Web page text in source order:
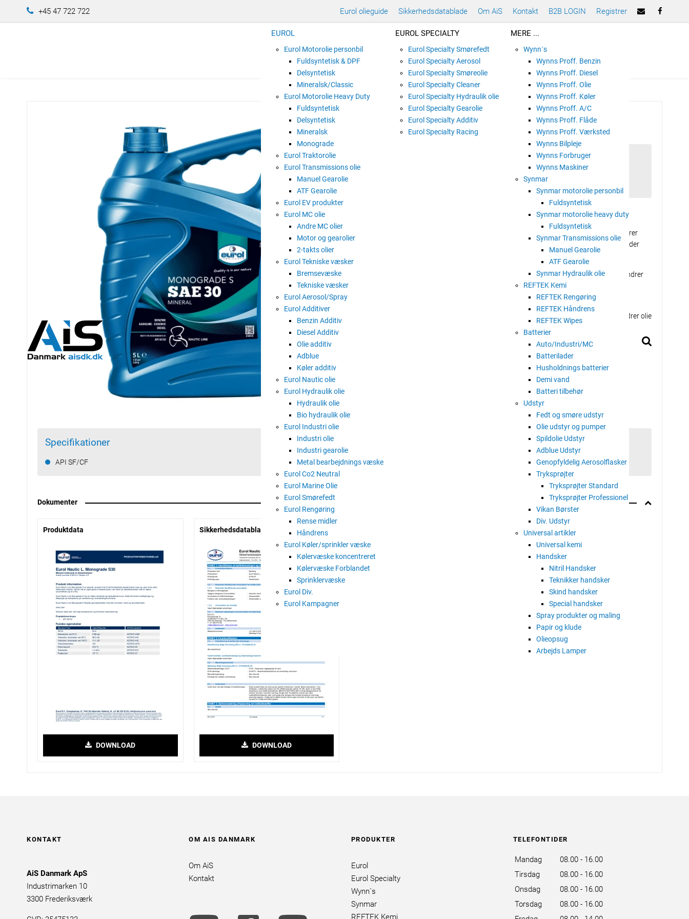
+45 47 722 722 Eurol olieguide Sikkerhedsdatablade Om AiS Kontakt B2B LOGIN Registrer
EUROL
Eurol Motorolie personbil
Fuldsyntetisk & DPF
Delsyntetisk
Mineralsk/Classic
Eurol Motorolie Heavy Duty
Fuldsyntetisk
Delsyntetisk
Mineralsk
Monograde
Eurol Traktorolie
Eurol Transmissions olie
Manuel Gearolie
ATF Gearolie
Eurol EV produkter
Eurol MC olie
Andre MC olier
Motor og gearolier
2-takts olier
Eurol Tekniske væsker
Bremsevæske
Tekniske væsker
Eurol Aerosol/Spray
Eurol Additiver
Benzin Additiv
Diesel Additiv
Olie additiv
Adblue
Køler additiv
Eurol Nautic olie
Eurol Hydraulik olie
Hydraulik olie
Bio hydraulik olie
Eurol Industri olie
Industri olie
Industri gearolie
Metal bearbejdnings væske
Eurol Co2 Neutral
Eurol Marine Olie
Eurol Smørefedt
Eurol Rengøring
Rense midler
Håndrens
Eurol Køler/sprinkler væske
Kølervæske koncentreret
Kølervæske Forblandet
Sprinklervæske
Eurol Div.
Eurol Kampagner
EUROL SPECIALTY
Eurol Specialty Smørefedt
Eurol Specialty Aerosol
Eurol Specialty Smøreolie
Eurol Specialty Cleaner
Eurol Specialty Hydraulik olie
Eurol Specialty Gearolie
Eurol Specialty Additiv
Eurol Specialty Racing
MERE ...
Wynn´s
Wynns Proff. Benzin
Wynns Proff. Diesel
Wynns Proff. Olie
Wynns Proff. Køler
Wynns Proff. A/C
Wynns Proff. Flåde
Wynns Proff. Værksted
Wynns Bilpleje
Wynns Forbruger
Wynns Maskiner
Synmar
Synmar motorolie personbil
Fuldsyntetisk
Synmar motorolie heavy duty
Fuldsyntetisk
Synmar Transmissions olie
Manuel Gearolie
ATF Gearolie
Synmar Hydraulik olie
REFTEK Kemi
REFTEK Rengøring
REFTEK Håndrens
REFTEK Wipes
Batterier
Auto/Industri/MC
Batterilader
Husholdnings batterier
Demi vand
Batteri tilbehør
Udstyr
Fedt og smøre udstyr
Olie udstyr og pumper
Spildolie Udstyr
Adblue Udstyr
Genopfyldelig Aerosolflasker
Tryksprøjter
Tryksprøjter Standard
Tryksprøjter Professionel
Vikan Børster
Div. Udstyr
Universal artikler
Universal kemi
Handsker
Nitril Handsker
Teknikker handsker
Skind handsker
Special handsker
Spray produkter og maling
Papir og klude
Olieopsug
Arbejds Lamper
EUROL NAUTIC L. MONOGRADE S30
E100141
Eurol Nautic Line Monograde S blev specielt udviklet til let til stærkt belastede dieselmotorer
med og uden turbo- og stationære motorer. Denne olie er også velegnet til dieselmotorer, der
Eurol Nautic Line Monograde S har en stærk rensnings- og beskyttelsesevne. Dette forhindrer
kulstofaflejringer og sedimentering på stemplerne, ventiler og i forbrændingskamrene.
Eurol Nautic Line Monograde S giver god beskyttelse mod slid, korrosion, slam og
skumdannelse, samtidig med at den forbliver stabil selv ved høje temperaturer og forhindrer olie
Specifikationer
API SF/CF
Dokumenter
Produktdata
DOWNLOAD
Sikkerhedsdatablad
DOWNLOAD
KONTAKT
AiS Danmark ApS
Industrimarken 10
3300 Frederiksværk
OM AIS DANMARK
Om AiS
Kontakt
youtube facebook
PRODUKTER
Eurol
Eurol Specialty
Wynn´s
Synmar
REFTEK Kemi
TELEFONTIDER
Mandag
08.00 - 16.00
Tirsdag
08.00 - 16.00
Onsdag
08.00 - 16.00
Torsdag
08.00 - 16.00